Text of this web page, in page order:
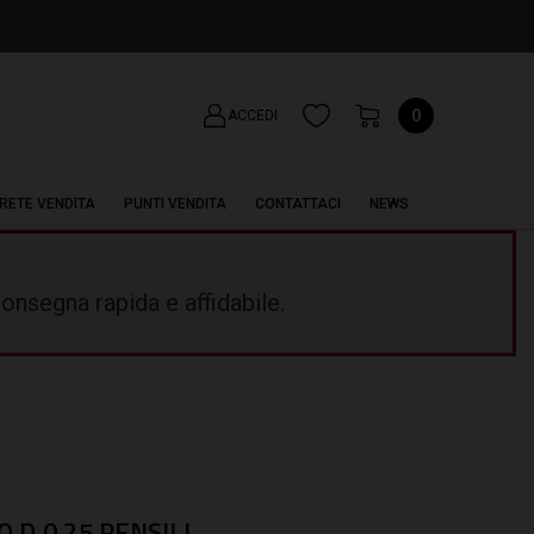
ACCEDI 0
RETE VENDITA PUNTI VENDITA CONTATTACI NEWS
rapida e affidabile.